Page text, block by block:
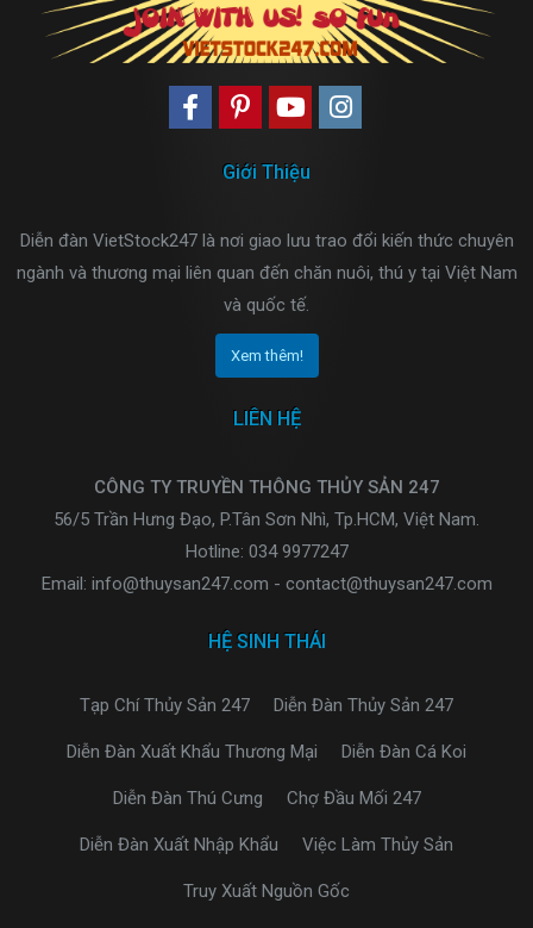
Giới Thiệu
Diễn đàn VietStock247 là nơi giao lưu trao đổi kiến thức chuyên
ngành và thương mại liên quan đến chăn nuôi, thú y tại Việt Nam
và quốc tế.
Xem thêm!
LIÊN HỆ
CÔNG TY TRUYỀN THÔNG THỦY SẢN 247
56/5 Trần Hưng Đạo, P.Tân Sơn Nhì, Tp.HCM, Việt Nam.
Hotline: 034 9977247
Email: info@thuysan247.com - contact@thuysan247.com
HỆ SINH THÁI
Tạp Chí Thủy Sản 247 Diễn Đàn Thủy Sản 247
Diễn Đàn Xuất Khẩu Thương Mại Diễn Đàn Cá Koi
Diễn Đàn Thú Cưng Chợ Đầu Mối 247
Diễn Đàn Xuất Nhập Khẩu Việc Làm Thủy Sản
Truy Xuất Nguồn Gốc